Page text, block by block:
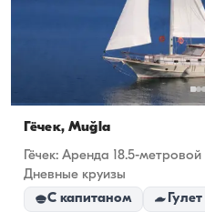
Гёчек, Muğla
Гёчек: Аренда 18.5-
Дневные круизы
С капитаном
Гулет